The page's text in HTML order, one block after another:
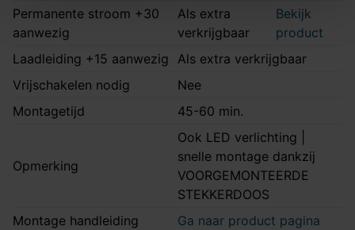
Permanente stroom +30
aanwezig
Als extra
verkrijgbaar
Bekijk
product
Laadleiding +15 aanwezig Als extra verkrijgbaar
Vrijschakelen nodig
Nee
Montagetijd
45-60 min.
Opmerking
Ook LED verlichting |
snelle montage dankzij
VOORGEMONTEERDE
STEKKERDOOS
Montage handleiding
Ga naar product pagina